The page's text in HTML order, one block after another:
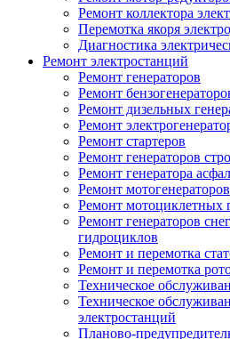
Ремонт коллектора
Перемотка якоря
Диагностика
Ремонт электростанций
Ремонт генераторов
Ремонт
Ремонт дизельных
Ремонт
Ремонт стартеров
Ремонт генераторов
Ремонт генератора
Ремонт мотогенераторов
Ремонт мотоциклетных
Ремонт генераторов
гидроциклов
Ремонт и перемотка
Ремонт и перемотка
Техническое
Техническое
электростанций
Планово-